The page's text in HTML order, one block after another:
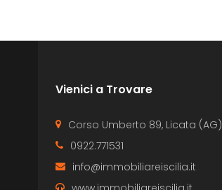
Vienici a Trovare
Corso Umberto 89, Licata (AG)
0922.771531
info@immobiliareiscilia.it